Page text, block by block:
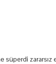
zararsız